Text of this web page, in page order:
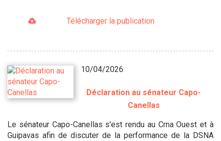
Télécharger la publication
10/04/2026
Déclaration au sénateur Capo-
Canellas
Le sénateur Capo-Canellas s'est rendu au Crna Ouest et à
Guipavas afin de discuter de la performance de la DSNA